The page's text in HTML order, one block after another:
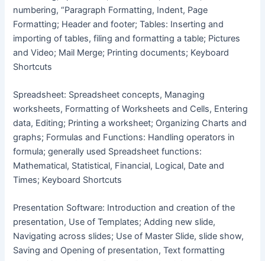
numbering, “Paragraph Formatting, Indent, Page
Formatting; Header and footer; Tables: Inserting and
importing of tables, filing and formatting a table; Pictures
and Video; Mail Merge; Printing documents; Keyboard
Shortcuts
Spreadsheet: Spreadsheet concepts, Managing
worksheets, Formatting of Worksheets and Cells, Entering
data, Editing; Printing a worksheet; Organizing Charts and
graphs; Formulas and Functions: Handling operators in
formula; generally used Spreadsheet functions:
Mathematical, Statistical, Financial, Logical, Date and
Times; Keyboard Shortcuts
Presentation Software: Introduction and creation of the
presentation, Use of Templates; Adding new slide,
Navigating across slides; Use of Master Slide, slide show,
Saving and Opening of presentation, Text formatting